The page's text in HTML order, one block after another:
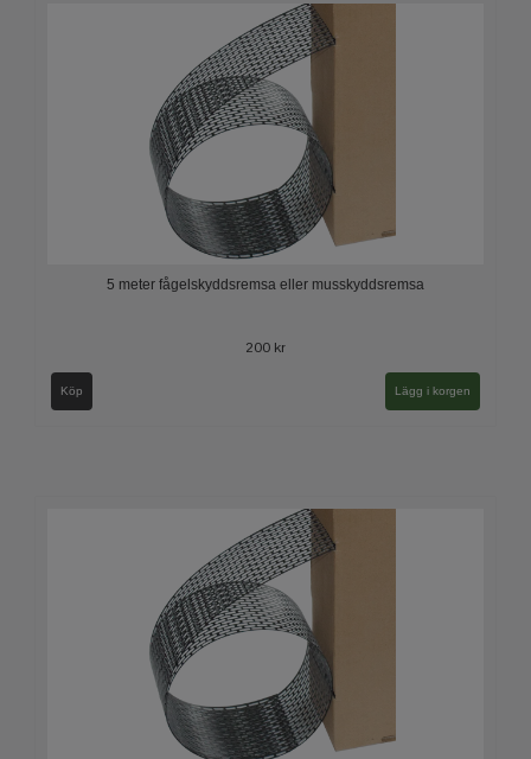
5 meter fågelskyddsremsa eller musskyddsremsa
200 kr
Köp Lägg i korgen